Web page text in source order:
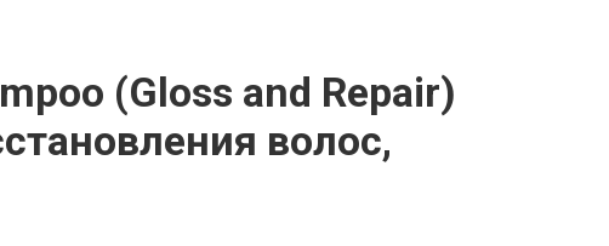
(Gloss and Repair)
волос,